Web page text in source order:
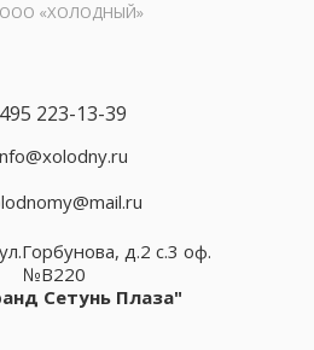
ООО «ХОЛОДНЫЙ»
223-13-39
д.2 с.3 оф.
№В220
Сетунь Плаза"